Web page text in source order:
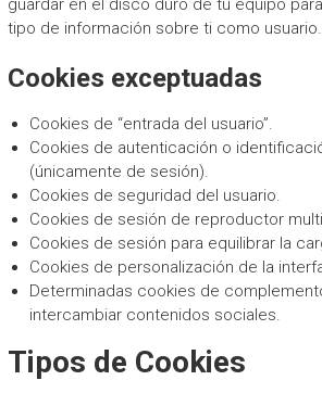
guardar en el disco duro de tu equipo
tipo de información sobre ti como
Cookies exceptuadas
Cookies de “entrada del usuario”.
Cookies de autenticación o
(únicamente de sesión).
Cookies de seguridad del usuario.
Cookies de sesión de reproductor
Cookies de sesión para equilibrar la
Cookies de personalización de la
Determinadas cookies de
intercambiar contenidos sociales.
Tipos de Cookies